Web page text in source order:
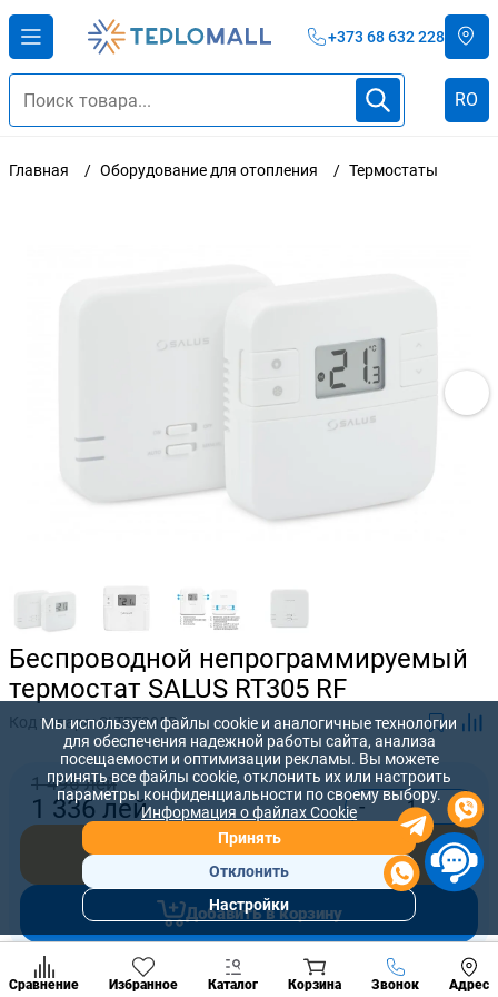
+373 68 632 228
RO
Главная Оборудование для отопления Термостаты
Беспроводной непрограммируемый
термостат SALUS RT305 RF
Код товара:SLTRT305R
1 496 лей
1 336лей - +
Купить сейчас
Добавить в корзину
Предложите нам свою цену, которую вы готовы заплатить за
Сравнение Избранное Каталог Корзина Звонок Адрес
Позвонить
разделы
Мы используем файлы cookie и аналогичные технологии
для обеспечения надежной работы сайта, анализа
посещаемости и оптимизации рекламы. Вы можете
принять все файлы cookie, отклонить их или настроить
параметры конфиденциальности по своему выбору.
Информация о файлах Cookie
Принять
Отклонить
Настройки